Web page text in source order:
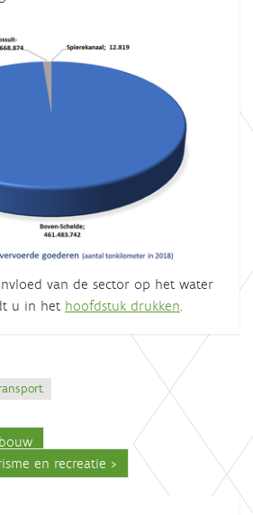
van de sector op het water
u in het hoofdstuk drukken.
en recreatie